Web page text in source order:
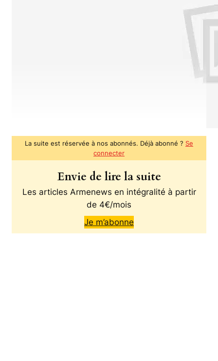
La suite est réservée à nos abonnés. Déjà abonné ? Se
connecter
Envie de lire la suite
Les articles Armenews en intégralité à partir
de 4€/mois
Je m’abonne